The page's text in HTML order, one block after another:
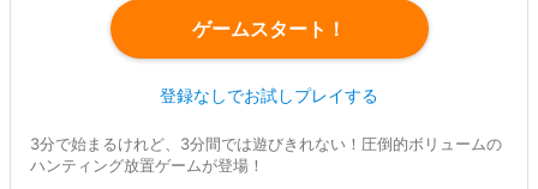
ゲームスタート！
登録なしでお試しプレイする
3分で始まるけれど、3分間では遊びきれない！圧倒的ボリュームの
ハンティング放置ゲームが登場！